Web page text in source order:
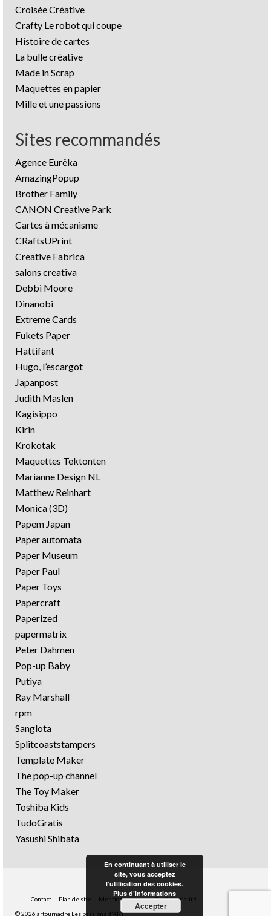
Croisée Créative
Crafty Le robot qui coupe
Histoire de cartes
La bulle créative
Made in Scrap
Maquettes en papier
Mille et une passions
Sites recommandés
Agence Eurêka
AmazingPopup
Brother Family
CANON Creative Park
Cartes à mécanisme
CRaftsUPrint
Creative Fabrica
salons creativa
Debbi Moore
Dinanobi
Extreme Cards
Fukets Paper
Hattifant
Hugo, l’escargot
Japanpost
Judith Maslen
Kagisippo
Kirin
Krokotak
Maquettes Tektonten
Marianne Design NL
Matthew Reinhart
Monica (3D)
Papem Japan
Paper automata
Paper Museum
Paper Paul
Paper Toys
Papercraft
Paperized
papermatrix
Peter Dahmen
Pop-up Baby
Putiya
Ray Marshall
rpm
Sanglota
Splitcoaststampers
Template Maker
The pop-up channel
The Toy Maker
Toshiba Kids
TudoGratis
Yasushi Shibata
Contact Plan de site Mentions légales
Confidentialité
© 2026 artournadre Les passions d'ART
En continuant à utiliser le
site, vous acceptez
l’utilisation des cookies.
Plus d’informations
Accepter